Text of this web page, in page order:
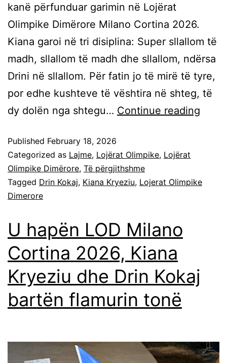
kanë përfunduar garimin në Lojërat
Olimpike Dimërore Milano Cortina 2026.
Kiana garoi në tri disiplina: Super sllallom të
madh, sllallom të madh dhe sllallom, ndërsa
Drini në sllallom. Për fatin jo të mirë të tyre,
por edhe kushteve të vështira në shteg, të
dy dolën nga shtegu… Continue reading
Published February 18, 2026
Categorized as Lajme, Lojërat Olimpike, Lojërat
Olimpike Dimërore, Të përgjithshme
Tagged Drin Kokaj, Kiana Kryeziu, Lojerat Olimpike
Dimerore
U hapën LOD Milano
Cortina 2026, Kiana
Kryeziu dhe Drin Kokaj
bartën flamurin tonë